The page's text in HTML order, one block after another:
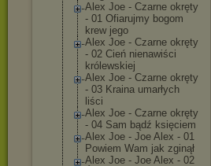
Alex Joe - Czarne okręty
- 01 Ofiarujmy bogom
krew jego
Alex Joe - Czarne okręty
- 02 Cień nienawiści
królewskiej
Alex Joe - Czarne okręty
- 03 Kraina umarłych
liści
Alex Joe - Czarne okręty
- 04 Sam bądź księciem
Alex Joe - Joe Alex - 01
Powiem Wam jak zginął
Alex Joe - Joe Alex - 02